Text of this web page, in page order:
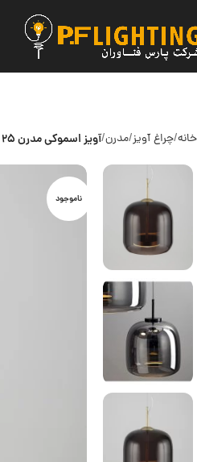
خانه چراغ آویز مدرن آویز اسموکی مدرن Jube 25
ناموجود